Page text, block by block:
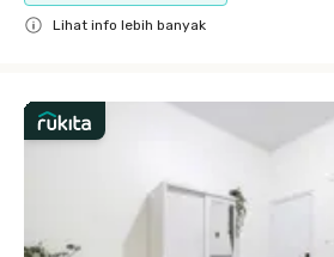
Lihat info lebih banyak